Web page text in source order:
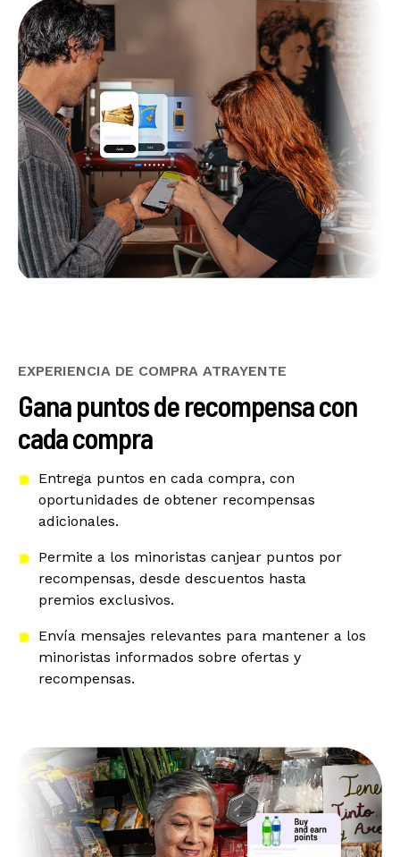
EXPERIENCIA DE COMPRA ATRAYENTE
Gana puntos de recompensa con
cada compra
Entrega puntos en cada compra, con
oportunidades de obtener recompensas
adicionales.
Permite a los minoristas canjear puntos por
recompensas, desde descuentos hasta
premios exclusivos.
Envía mensajes relevantes para mantener a los
minoristas informados sobre ofertas y
recompensas.